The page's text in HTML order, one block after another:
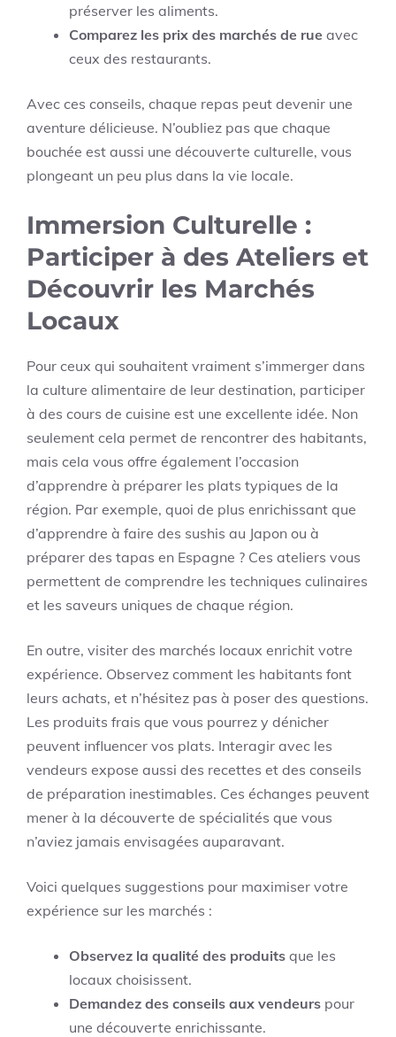
préserver les aliments.
Comparez les prix des marchés de rue avec
ceux des restaurants.
Avec ces conseils, chaque repas peut devenir une
aventure délicieuse. N’oubliez pas que chaque
bouchée est aussi une découverte culturelle, vous
plongeant un peu plus dans la vie locale.
Immersion Culturelle :
Participer à des Ateliers et
Découvrir les Marchés
Locaux
Pour ceux qui souhaitent vraiment s’immerger dans
la culture alimentaire de leur destination, participer
à des cours de cuisine est une excellente idée. Non
seulement cela permet de rencontrer des habitants,
mais cela vous offre également l’occasion
d’apprendre à préparer les plats typiques de la
région. Par exemple, quoi de plus enrichissant que
d’apprendre à faire des sushis au Japon ou à
préparer des tapas en Espagne ? Ces ateliers vous
permettent de comprendre les techniques culinaires
et les saveurs uniques de chaque région.
En outre, visiter des marchés locaux enrichit votre
expérience. Observez comment les habitants font
leurs achats, et n’hésitez pas à poser des questions.
Les produits frais que vous pourrez y dénicher
peuvent influencer vos plats. Interagir avec les
vendeurs expose aussi des recettes et des conseils
de préparation inestimables. Ces échanges peuvent
mener à la découverte de spécialités que vous
n’aviez jamais envisagées auparavant.
Voici quelques suggestions pour maximiser votre
expérience sur les marchés :
Observez la qualité des produits que les
locaux choisissent.
Demandez des conseils aux vendeurs pour
une découverte enrichissante.